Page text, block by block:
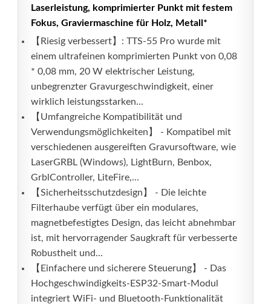
Laserleistung, komprimierter Punkt mit festem
Fokus, Graviermaschine für Holz, Metall*
【Riesig verbessert】: TTS-55 Pro wurde mit
einem ultrafeinen komprimierten Punkt von 0,08
* 0,08 mm, 20 W elektrischer Leistung,
unbegrenzter Gravurgeschwindigkeit, einer
wirklich leistungsstarken...
【Umfangreiche Kompatibilität und
Verwendungsmöglichkeiten】 - Kompatibel mit
verschiedenen ausgereiften Gravursoftware, wie
LaserGRBL (Windows), LightBurn, Benbox,
GrblController, LiteFire,...
【Sicherheitsschutzdesign】 - Die leichte
Filterhaube verfügt über ein modulares,
magnetbefestigtes Design, das leicht abnehmbar
ist, mit hervorragender Saugkraft für verbesserte
Robustheit und...
【Einfachere und sicherere Steuerung】 - Das
Hochgeschwindigkeits-ESP32-Smart-Modul
integriert WiFi- und Bluetooth-Funktionalität